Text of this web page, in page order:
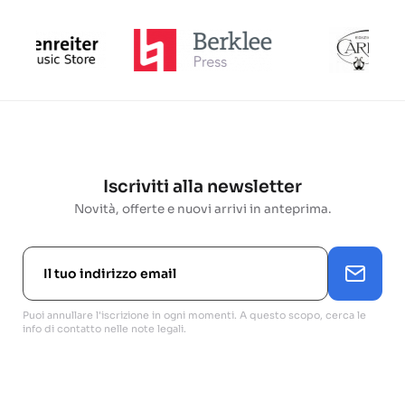
Iscriviti alla newsletter
Novità, offerte e nuovi arrivi in anteprima.
Puoi annullare l'iscrizione in ogni momenti. A questo scopo, cerca le
info di contatto nelle note legali.